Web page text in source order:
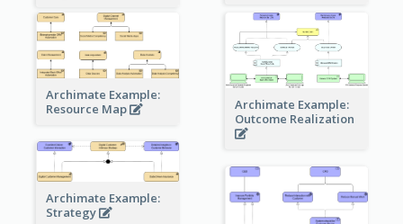
Archimate Example:
Resource Map
Archimate Example:
Outcome Realization
Archimate Example:
Strategy